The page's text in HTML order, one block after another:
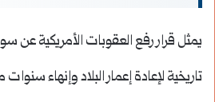
تاريخية لإعادة إعمار البلاد وإنهاء